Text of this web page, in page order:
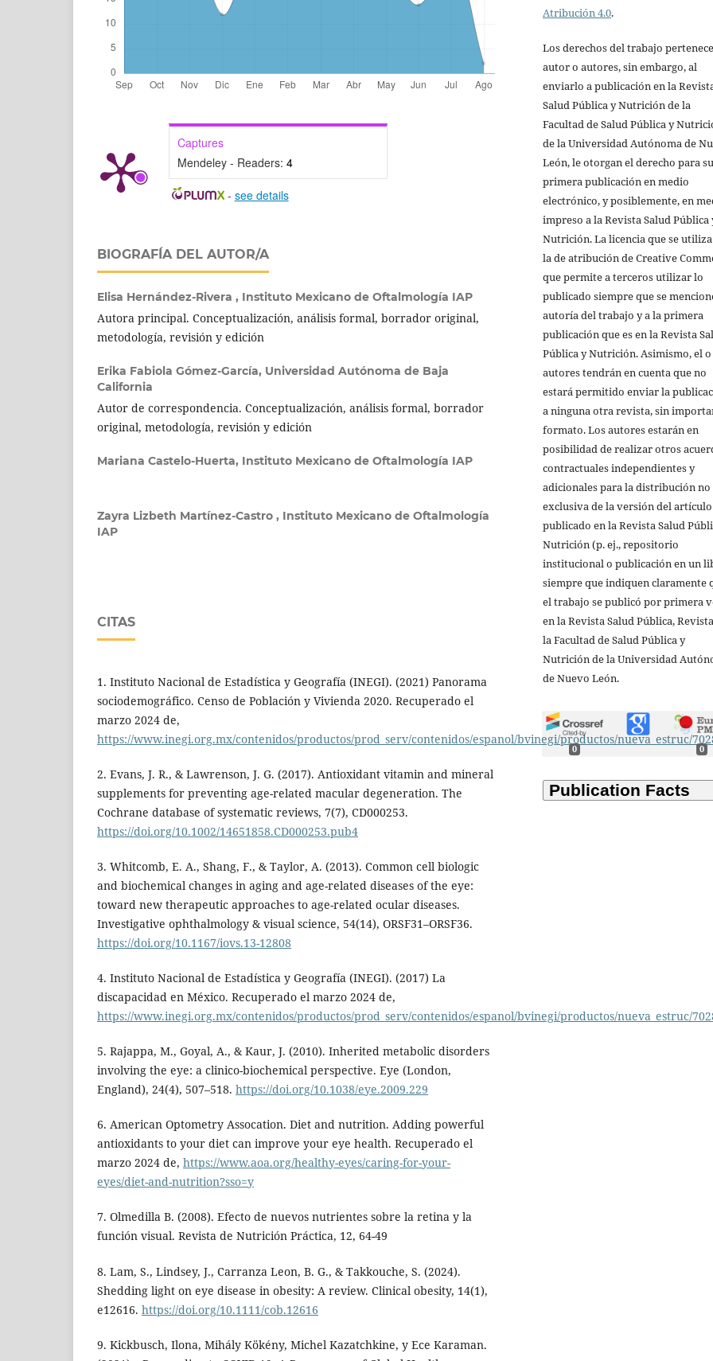
Captures
Mendeley - Readers: 4
- see details
BIOGRAFÍA DEL AUTOR/A
Elisa Hernández-Rivera , Instituto Mexicano de Oftalmología IAP
Autora principal. Conceptualización, análisis formal, borrador original,
metodología, revisión y edición
Erika Fabiola Gómez-García, Universidad Autónoma de Baja
California
Autor de correspondencia. Conceptualización, análisis formal, borrador
original, metodología, revisión y edición
Mariana Castelo-Huerta, Instituto Mexicano de Oftalmología IAP
Zayra Lizbeth Martínez-Castro , Instituto Mexicano de Oftalmología
IAP
CITAS
1. Instituto Nacional de Estadística y Geografía (INEGI). (2021) Panorama
sociodemográfico. Censo de Población y Vivienda 2020. Recuperado el
marzo 2024 de,
https://www.inegi.org.mx/contenidos/productos/prod_serv/contenidos/espanol/bvinegi/productos/nueva_estruc/
2. Evans, J. R., & Lawrenson, J. G. (2017). Antioxidant vitamin and mineral
supplements for preventing age-related macular degeneration. The
Cochrane database of systematic reviews, 7(7), CD000253.
https://doi.org/10.1002/14651858.CD000253.pub4
3. Whitcomb, E. A., Shang, F., & Taylor, A. (2013). Common cell biologic
and biochemical changes in aging and age-related diseases of the eye:
toward new therapeutic approaches to age-related ocular diseases.
Investigative ophthalmology & visual science, 54(14), ORSF31–ORSF36.
https://doi.org/10.1167/iovs.13-12808
4. Instituto Nacional de Estadística y Geografía (INEGI). (2017) La
discapacidad en México. Recuperado el marzo 2024 de,
https://www.inegi.org.mx/contenidos/productos/prod_serv/contenidos/espanol/bvinegi/productos/nueva_estruc/
5. Rajappa, M., Goyal, A., & Kaur, J. (2010). Inherited metabolic disorders
involving the eye: a clinico-biochemical perspective. Eye (London,
England), 24(4), 507–518. https://doi.org/10.1038/eye.2009.229
6. American Optometry Assocation. Diet and nutrition. Adding powerful
antioxidants to your diet can improve your eye health. Recuperado el
marzo 2024 de, https://www.aoa.org/healthy-eyes/caring-for-your-
eyes/diet-and-nutrition?sso=y
7. Olmedilla B. (2008). Efecto de nuevos nutrientes sobre la retina y la
función visual. Revista de Nutrición Práctica, 12, 64-49
8. Lam, S., Lindsey, J., Carranza Leon, B. G., & Takkouche, S. (2024).
Shedding light on eye disease in obesity: A review. Clinical obesity, 14(1),
e12616. https://doi.org/10.1111/cob.12616
9. Kickbusch, Ilona, Mihály Kökény, Michel Kazatchkine, y Ece Karaman.
Atribución 4.0.
Los derechos del trabajo
autor o autores, sin embargo, al
enviarlo a publicación en la
Salud Pública y Nutrición de la
Facultad de Salud Pública y
de la Universidad Autónoma de
León, le otorgan el derecho para su
primera publicación en medio
electrónico, y posiblemente, en
impreso a la Revista Salud Pública
Nutrición. La licencia que se utiliza
la de atribución de Creative
que permite a terceros utilizar lo
publicado siempre que se
autoría del trabajo y a la primera
publicación que es en la Revista
Pública y Nutrición. Asimismo, el
autores tendrán en cuenta que no
estará permitido enviar la
a ninguna otra revista, sin
formato. Los autores estarán en
posibilidad de realizar otros
contractuales independientes y
adicionales para la distribución no
exclusiva de la versión del artículo
publicado en la Revista Salud
Nutrición (p. ej., repositorio
institucional o publicación en un
siempre que indiquen claramente
el trabajo se publicó por primera
en la Revista Salud Pública,
la Facultad de Salud Pública y
Nutrición de la Universidad
de Nuevo León.
0 0